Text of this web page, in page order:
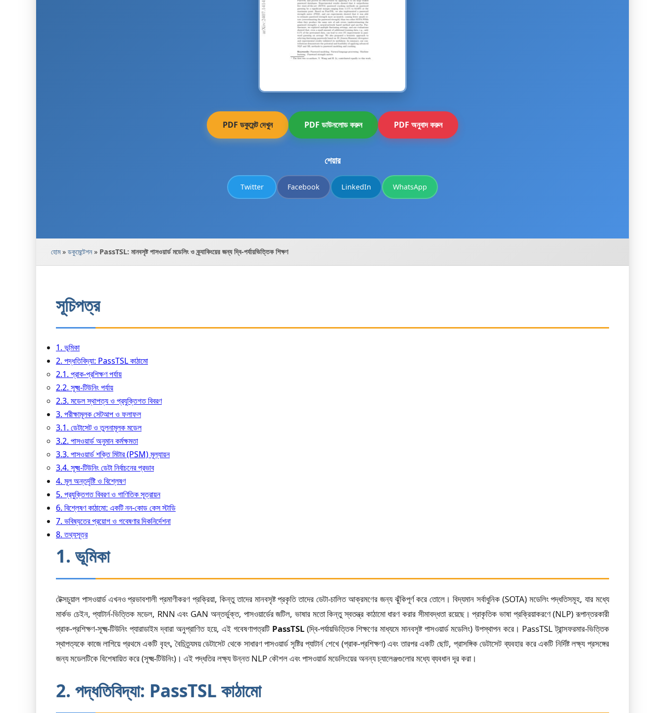
PDF ডকুমেন্ট দেখুন PDF ডাউনলোড করুন PDF অনুবাদ করুন
শেয়ার
Twitter Facebook LinkedIn WhatsApp
হোম» ডকুমেন্টেশন» PassTSL: মানবসৃষ্ট পাসওয়ার্ড মডেলিং ও ক্র্যাকিংয়ের জন্য দ্বি-পর্যায়ভিত্তিক শিক্ষণ
সূচিপত্র
1. ভূমিকা
2. পদ্ধতিবিদ্যা: PassTSL কাঠামো
2.1. প্রাক-প্রশিক্ষণ পর্যায়
2.2. সূক্ষ্ম-টিউনিং পর্যায়
2.3. মডেল স্থাপত্য ও প্রযুক্তিগত বিবরণ
3. পরীক্ষামূলক সেটআপ ও ফলাফল
3.1. ডেটাসেট ও তুলনামূলক মডেল
3.2. পাসওয়ার্ড অনুমান কর্মক্ষমতা
3.3. পাসওয়ার্ড শক্তি মিটার (PSM) মূল্যায়ন
3.4. সূক্ষ্ম-টিউনিং ডেটা নির্বাচনের প্রভাব
4. মূল অন্তর্দৃষ্টি ও বিশ্লেষণ
5. প্রযুক্তিগত বিবরণ ও গাণিতিক সূত্রায়ন
6. বিশ্লেষণ কাঠামো: একটি নন-কোড কেস স্টাডি
7. ভবিষ্যতের প্রয়োগ ও গবেষণার দিকনির্দেশনা
8. তথ্যসূত্র
1. ভূমিকা
টেক্সচুয়াল পাসওয়ার্ড এখনও প্রভাবশালী প্রমাণীকরণ প্রক্রিয়া, কিন্তু তাদের মানবসৃষ্ট প্রকৃতি তাদের ডেটা-চালিত আক্রমণের জন্য ঝুঁকিপূর্ণ করে তোলে। বিদ্যমান সর্বাধুনিক (SOTA) মডেলিং পদ্ধতিসমূহ, যার মধ্যে
মার্কভ চেইন, প্যাটার্ন-ভিত্তিক মডেল, RNN এবং GAN অন্তর্ভুক্ত, পাসওয়ার্ডের জটিল, ভাষার মতো কিন্তু স্বতন্ত্র কাঠামো ধারণ করার সীমাবদ্ধতা রয়েছে। প্রাকৃতিক ভাষা প্রক্রিয়াকরণে (NLP) রূপান্তরকারী
প্রাক-প্রশিক্ষণ-সূক্ষ্ম-টিউনিং প্যারাডাইম দ্বারা অনুপ্রাণিত হয়ে, এই গবেষণাপত্রটি PassTSL(দ্বি-পর্যায়ভিত্তিক শিক্ষণের মাধ্যমে মানবসৃষ্ট পাসওয়ার্ড মডেলিং) উপস্থাপন করে। PassTSL ট্রান্সফরমার-ভিত্তিক
স্থাপত্যকে কাজে লাগিয়ে প্রথমে একটি বৃহৎ, বৈচিত্র্যময় ডেটাসেট থেকে সাধারণ পাসওয়ার্ড সৃষ্টির প্যাটার্ন শেখে (প্রাক-প্রশিক্ষণ) এবং তারপর একটি ছোট, প্রাসঙ্গিক ডেটাসেট ব্যবহার করে একটি নির্দিষ্ট লক্ষ্য প্রসঙ্গের
জন্য মডেলটিকে বিশেষায়িত করে (সূক্ষ্ম-টিউনিং)। এই পদ্ধতির লক্ষ্য উন্নত NLP কৌশল এবং পাসওয়ার্ড মডেলিংয়ের অনন্য চ্যালেঞ্জগুলোর মধ্যে ব্যবধান দূর করা।
2. পদ্ধতিবিদ্যা: PassTSL কাঠামো